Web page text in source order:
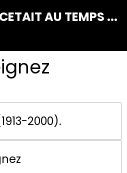
CETAIT AU TEMPS ...
2000).